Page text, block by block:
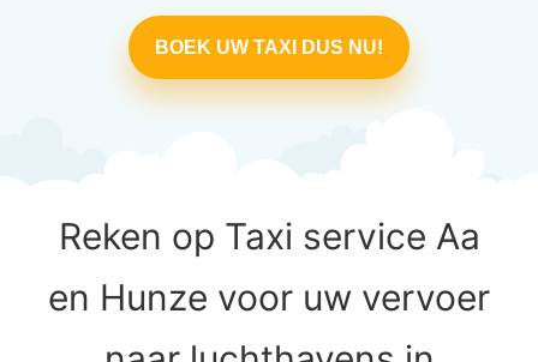
BOEK UW TAXI DUS NU!
Reken op Taxi service Aa
en Hunze voor uw vervoer